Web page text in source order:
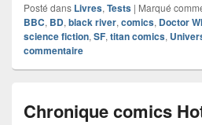
Posté dans Livres, Tests | Marqué
BBC, BD, black river, comics, Doctor
science fiction, SF, titan comics,
commentaire
Chronique comics